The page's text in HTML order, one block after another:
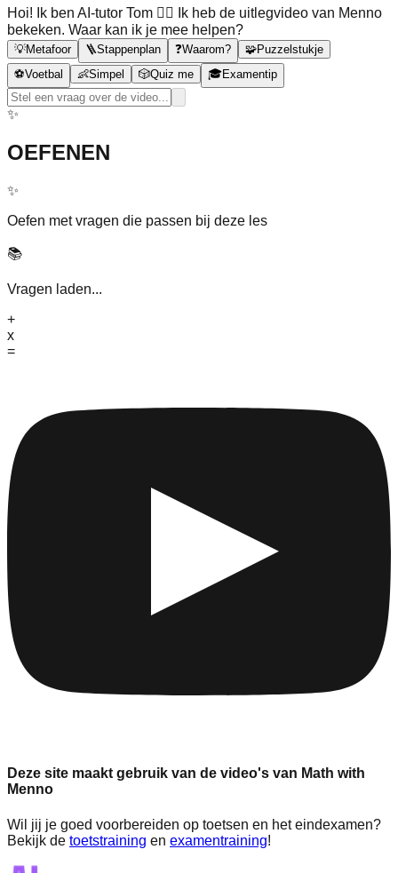
Hoi! Ik ben AI-tutor Tom 🙋‍♂️ Ik heb de uitlegvideo van Menno
bekeken. Waar kan ik je mee helpen?
💡Metafoor 🪜Stappenplan ❓Waarom? 🧩Puzzelstukje
⚽Voetbal 👶Simpel 🎲Quiz me 🎓Examentip
✨
OEFENEN
✨
Oefen met vragen die passen bij deze les
📚
Vragen laden...
+
x
=
Deze site maakt gebruik van de video's van Math with
Menno
Wil jij je goed voorbereiden op toetsen en het eindexamen?
Bekijk de toetstraining en examentraining!